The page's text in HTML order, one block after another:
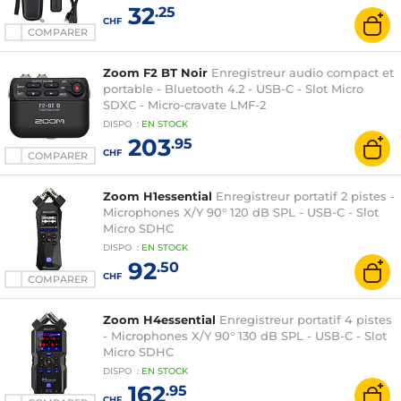
COMPARER
CHF32.25
COMPARER
Zoom F2 BT Noir Enregistreur audio compact et
portable - Bluetooth 4.2 - USB-C - Slot Micro
SDXC - Micro-cravate LMF-2
DISPO : EN STOCK
CHF203.95
COMPARER
Zoom H1essential Enregistreur portatif 2 pistes -
Microphones X/Y 90° 120 dB SPL - USB-C - Slot
Micro SDHC
DISPO : EN STOCK
CHF92.50
Zoom H4essential Enregistreur portatif 4 pistes
- Microphones X/Y 90° 130 dB SPL - USB-C - Slot
Micro SDHC
DISPO : EN STOCK
162.95